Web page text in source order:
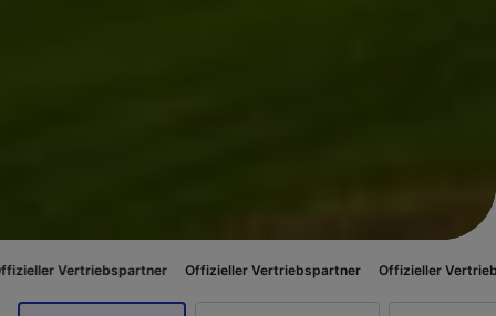
Offizieller Vertriebspartner Offizieller Vertriebspartner